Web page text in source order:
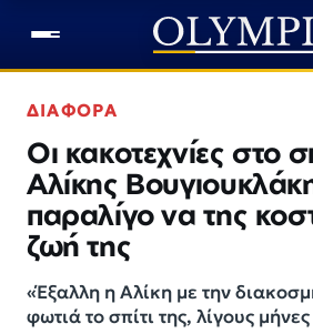
ΔΙΑΦΟΡΑ
Οι κακοτεχνίες στο
Αλίκης
παραλίγο να της
ζωή της
«Έξαλλη η Αλίκη με την
φωτιά το σπίτι της, λίγους